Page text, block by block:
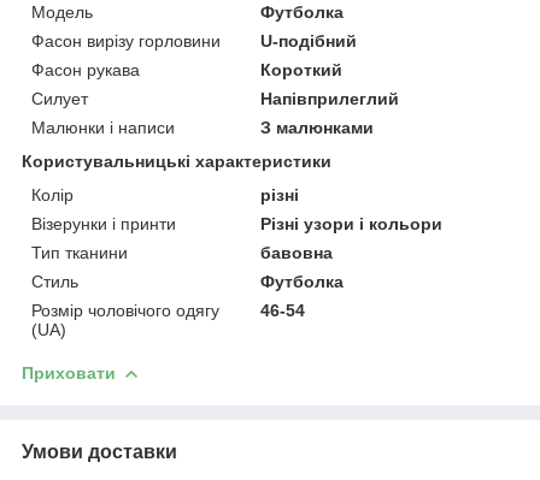
Модель
Футболка
Фасон вирізу горловини
U-подібний
Фасон рукава
Короткий
Силует
Напівприлеглий
Малюнки і написи
З малюнками
Користувальницькі характеристики
Колір
різні
Візерунки і принти
Різні узори і кольори
Тип тканини
бавовна
Стиль
Футболка
Розмір чоловічого одягу
(UA)
46-54
Приховати
Умови доставки